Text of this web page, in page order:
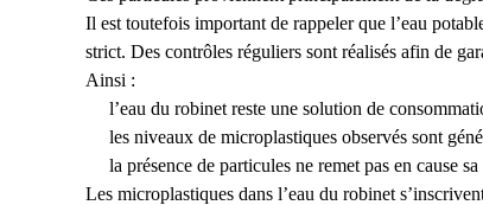
Il est toutefois important de rappeler que l’eau
strict. Des contrôles réguliers sont réalisés afin de
Ainsi :
l’eau du robinet reste une solution de
les niveaux de microplastiques observés sont
la présence de particules ne remet pas en cause
Les microplastiques dans l’eau du robinet